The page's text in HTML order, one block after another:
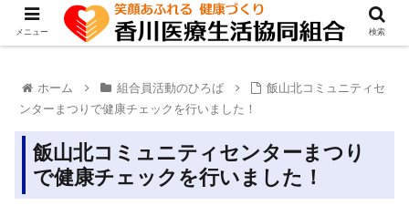
ホーム 組合員活動のひろば
飯山北コミュニティセ
ンターまつりで健康チェックを行いました！
飯山北コミュニティセンターまつり
で健康チェックを行いました！
メニュー 検索